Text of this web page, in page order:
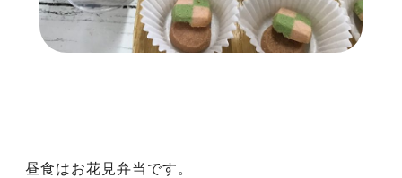
昼食はお花見弁当です。